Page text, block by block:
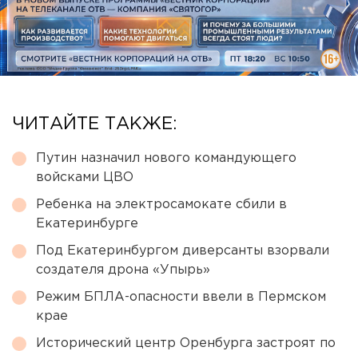
ЧИТАЙТЕ ТАКЖЕ:
Путин назначил нового командующего
войсками ЦВО
Ребенка на электросамокате сбили в
Екатеринбурге
Под Екатеринбургом диверсанты взорвали
создателя дрона «Упырь»
Режим БПЛА-опасности ввели в Пермском
крае
Исторический центр Оренбурга застроят по